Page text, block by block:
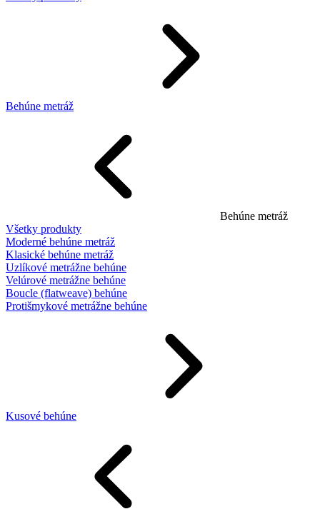
Behúne metráž
Behúne metráž
Všetky produkty
Moderné behúne metráž
Klasické behúne metráž
Uzlíkové metrážne behúne
Velúrové metrážne behúne
Boucle (flatweave) behúne
Protišmykové metrážne behúne
Kusové behúne